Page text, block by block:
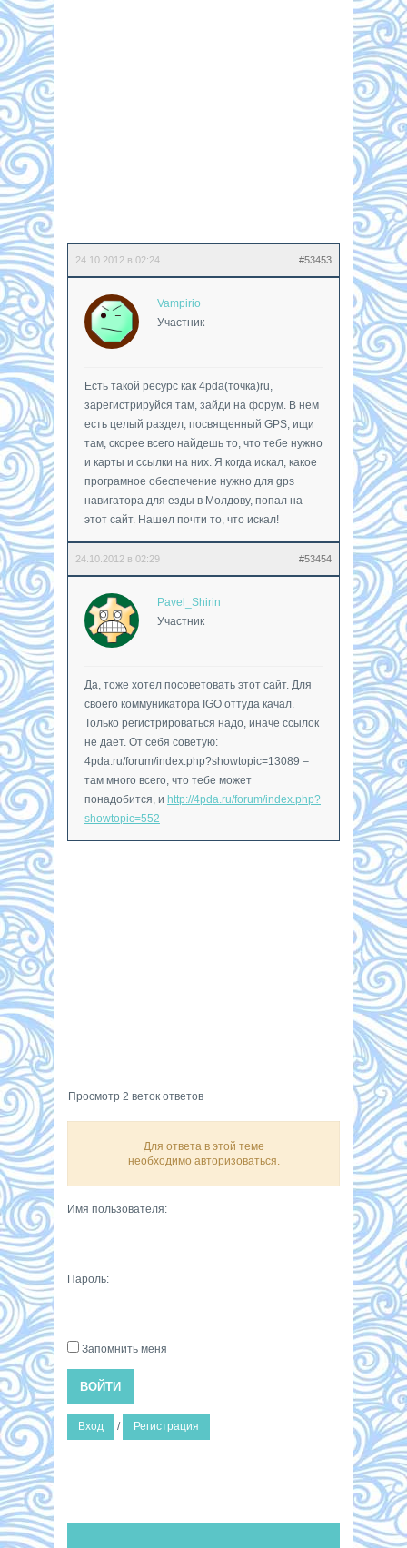
24.10.2012 в 02:24 #53453
Vampirio
Участник
Есть такой ресурс как 4pda(точка)ru,
зарегистрируйся там, зайди на форум. В нем
есть целый раздел, посвященный GPS, ищи
там, скорее всего найдешь то, что тебе нужно
и карты и ссылки на них. Я когда искал, какое
програмное обеспечение нужно для gps
навигатора для езды в Молдову, попал на
этот сайт. Нашел почти то, что искал!
24.10.2012 в 02:29 #53454
Pavel_Shirin
Участник
Да, тоже хотел посоветовать этот сайт. Для
своего коммуникатора IGO оттуда качал.
Только регистрироваться надо, иначе ссылок
не дает. От себя советую:
4pda.ru/forum/index.php?showtopic=13089 –
там много всего, что тебе может
понадобится, и http://4pda.ru/forum/index.php?
showtopic=552
Просмотр 2 веток ответов
Для ответа в этой теме
необходимо авторизоваться.
Имя пользователя:
Пароль:
Запомнить меня
ВОЙТИ
Вход / Регистрация